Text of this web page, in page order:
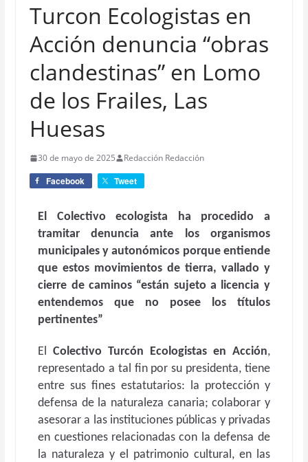
Turcon Ecologistas en
Acción denuncia “obras
clandestinas” en Lomo
de los Frailes, Las
Huesas
30 de mayo de 2025 Redacción Redacción
Facebook Tweet
El Colectivo ecologista ha procedido a
tramitar denuncia ante los organismos
municipales y autonómicos porque entiende
que estos movimientos de tierra, vallado y
cierre de caminos “están sujeto a licencia y
entendemos que no posee los títulos
pertinentes”
ElColectivo Turcón Ecologistas en Acción,
representado a tal fin por su presidenta, tiene
entre sus fines estatutarios: la protección y
defensa de la naturaleza canaria; colaborar y
asesorar a las instituciones públicas y privadas
en cuestiones relacionadas con la defensa de
la naturaleza y el patrimonio cultural, en las